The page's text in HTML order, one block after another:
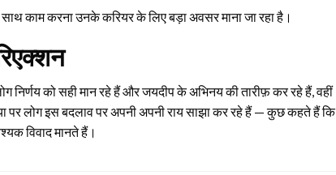
काम करना उनके करियर के लिए बड़ा अवसर माना जा रहा है।
को सही मान रहे हैं और जयदीप के अभिनय की तारीफ़ कर रहे हैं, वहीं
लोग इस बदलाव पर अपनी अपनी राय साझा कर रहे हैं — कुछ कहते हैं कि
विवाद मानते हैं।